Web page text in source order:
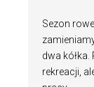
Sezon
dwa kółka.
rekreacji,